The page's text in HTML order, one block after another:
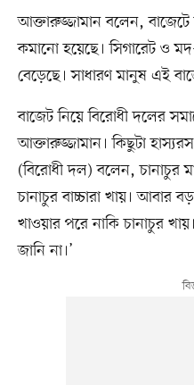
আক্তারুজ্জামান বলেন, বাজেটে
কমানো হয়েছে। সিগারেট ও
বেড়েছে। সাধারণ মানুষ এই
বাজেট নিয়ে বিরোধী দলের
আক্তারুজ্জামান। কিছুটা
(বিরোধী দল) বলেন, চানাচুর
চানাচুর বাচ্চারা খায়। আবার
খাওয়ার পরে নাকি চানাচুর
জানি না।’